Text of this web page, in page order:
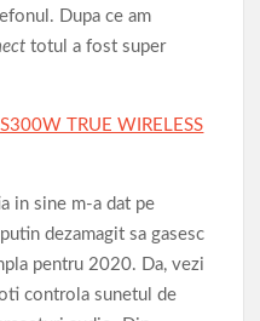
Dupa ce am
totul a fost super
in sine m-a dat pe
dezamagit sa gasesc
pentru 2020. Da, vezi
controla sunetul de